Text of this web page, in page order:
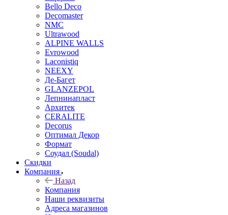
Bello Deco
Decomaster
NMС
Ultrawood
ALPINE WALLS
Evrowood
Laconistiq
NEEXY
Де-Багет
GLANZEPOL
Лепнинапласт
Архитек
CERALITE
Decorus
Оптимал Декор
Формат
Соудал (Soudal)
Скидки
Компания
Назад
Компания
Наши реквизиты
Адреса магазинов